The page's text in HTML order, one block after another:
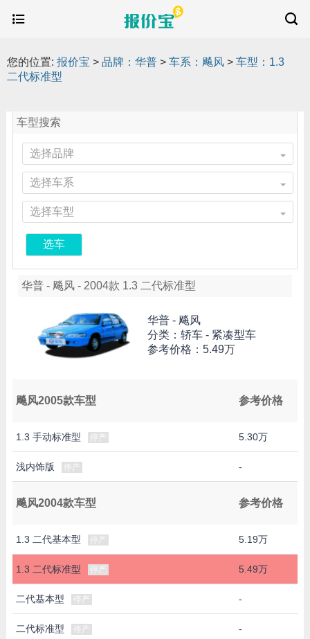
您的位置: 报价宝 > 品牌：华普 > 车系：飚风 > 车型：1.3
二代标准型
车型搜索
选择品牌
选择车系
选择车型
选车
华普 - 飚风 - 2004款 1.3 二代标准型
华普 - 飚风
分类：轿车 - 紧凑型车
参考价格： 5.49万
飚风2005款车型 参考价格
1.3 手动标准型 停产 5.30万
浅内饰版 停产 -
飚风2004款车型 参考价格
1.3 二代基本型 停产 5.19万
1.3 二代标准型 停产 5.49万
二代基本型 停产 -
二代标准型 停产 -